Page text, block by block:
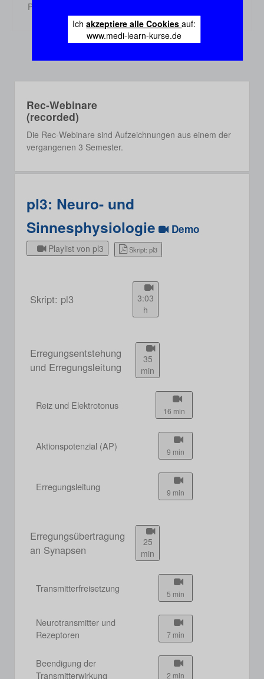
Ichakzeptiere alle Cookiesauf:
www.medi-learn-kurse.de
Psychologie 4
Rec-Webinare
(recorded)
Die Rec-Webinare sind Aufzeichnungen aus einem der
vergangenen 3 Semester.
pl3: Neuro- und
Sinnesphysiologie
Demo
Playlist von pl3 Skript: pl3
Skript: pl3
3:03
h
Erregungsentstehung
und Erregungsleitung
35
min
Reiz und Elektrotonus 16 min
Aktionspotenzial (AP) 9 min
Erregungsleitung 9 min
Erregungsübertragung
an Synapsen
25
min
Transmitterfreisetzung 5 min
Neurotransmitter und
Rezeptoren
7 min
Beendigung der
Transmitterwirkung
2 min